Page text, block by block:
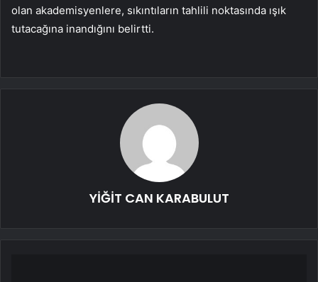
olan akademisyenlere, sıkıntıların tahlili noktasında ışık
tutacağına inandığını belirtti.
YİĞİT CAN KARABULUT